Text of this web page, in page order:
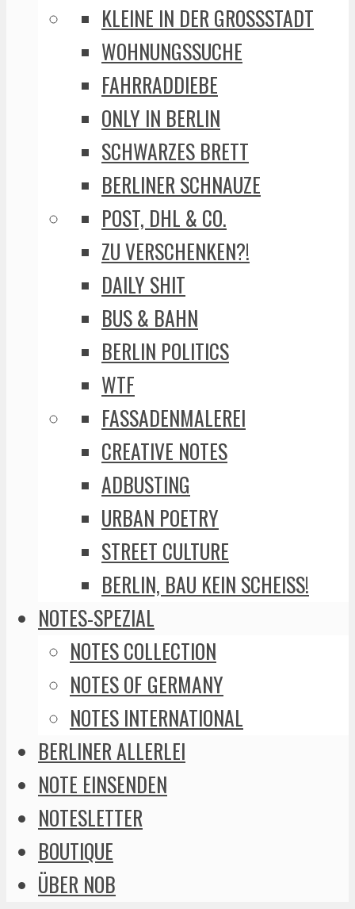
KLEINE IN DER GROSSSTADT
WOHNUNGSSUCHE
FAHRRADDIEBE
ONLY IN BERLIN
SCHWARZES BRETT
BERLINER SCHNAUZE
POST, DHL & CO.
ZU VERSCHENKEN?!
DAILY SHIT
BUS & BAHN
BERLIN POLITICS
WTF
FASSADENMALEREI
CREATIVE NOTES
ADBUSTING
URBAN POETRY
STREET CULTURE
BERLIN, BAU KEIN SCHEISS!
NOTES-SPEZIAL
NOTES COLLECTION
NOTES OF GERMANY
NOTES INTERNATIONAL
BERLINER ALLERLEI
NOTE EINSENDEN
NOTESLETTER
BOUTIQUE
ÜBER NOB